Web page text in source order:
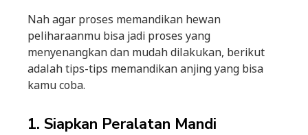
Nah agar proses memandikan hewan
peliharaanmu bisa jadi proses yang
menyenangkan dan mudah dilakukan, berikut
adalah tips-tips memandikan anjing yang bisa
kamu coba.
1. Siapkan Peralatan Mandi